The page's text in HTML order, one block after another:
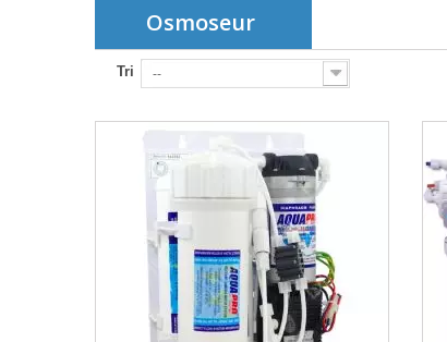
Osmoseur
Tri --